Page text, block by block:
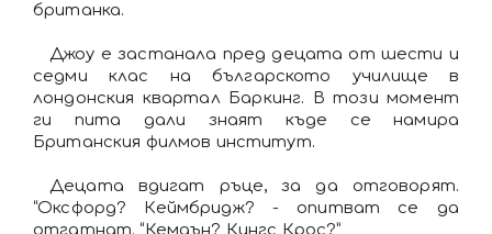
британка.
Джоу е застанала пред децата от шести и
седми клас на българското училище в
лондонския квартал Баркинг. В този момент
ги пита дали знаят къде се намира
Британския филмов институт.
Децата вдигат ръце, за да отговорят.
“Оксфорд? Кеймбридж? - опитват се да